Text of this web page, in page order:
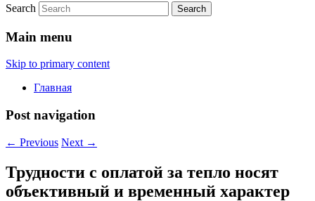
Search
Main menu
Skip to primary content
Главная
Post navigation
← Previous Next →
Трудности с оплатой за тепло носят
объективный и временный характер